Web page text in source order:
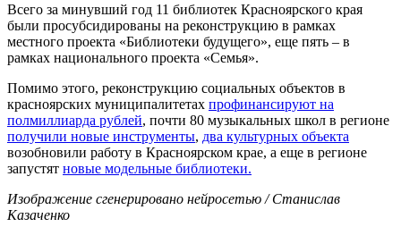
Всего за минувший год 11 библиотек Красноярского края
были просубсидированы на реконструкцию в рамках
местного проекта «Библиотеки будущего», еще пять – в
рамках национального проекта «Семья».
Помимо этого, реконструкцию социальных объектов в
красноярских муниципалитетах профинансируют на
полмиллиарда рублей, почти 80 музыкальных школ в регионе
получили новые инструменты, два культурных объекта
возобновили работу в Красноярском крае, а еще в регионе
запустят новые модельные библиотеки.
Изображение сгенерировано нейросетью / Станислав
Казаченко